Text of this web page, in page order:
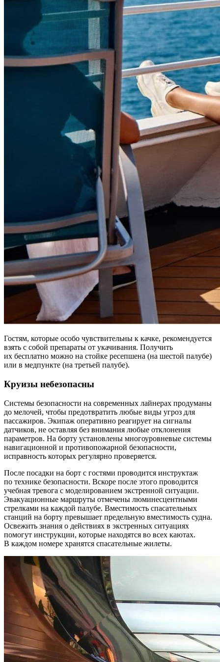
Гостям, которые особо чувствительны к качке, рекомендуется
взять с собой препараты от укачивания. Получить
их бесплатно можно на стойке ресепшена (на шестой палубе)
или в медпункте (на третьей палубе).
Круизы небезопасны
Системы безопасности на современных лайнерах продуманы
до мелочей, чтобы предотвратить любые виды угроз для
пассажиров. Экипаж оперативно реагирует на сигналы
датчиков, не оставляя без внимания любые отклонения
параметров. На борту установлены многоуровневые системы
навигационной и противопожарной безопасности,
исправность которых регулярно проверяется.
После посадки на борт с гостями проводится инструктаж
по технике безопасности. Вскоре после этого проводится
учебная тревога с моделированием экстренной ситуации.
Эвакуационные маршруты отмечены люминесцентными
стрелками на каждой палубе. Вместимость спасательных
станций на борту превышает предельную вместимость судна.
Освежить знания о действиях в экстренных ситуациях
помогут инструкции, которые находятся во всех каютах.
В каждом номере хранятся спасательные жилеты.